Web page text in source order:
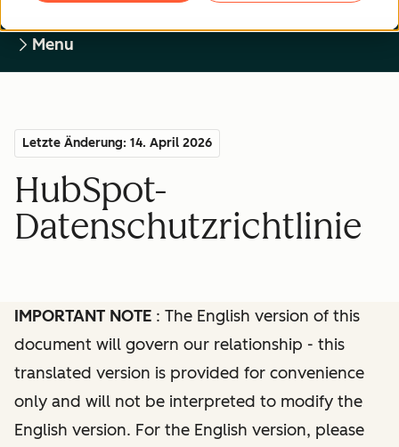
Menu
Letzte Änderung: 14. April 2026
HubSpot-
Datenschutzrichtlinie
IMPORTANT NOTE : The English version of this
document will govern our relationship - this
translated version is provided for convenience
only and will not be interpreted to modify the
English version. For the English version, please